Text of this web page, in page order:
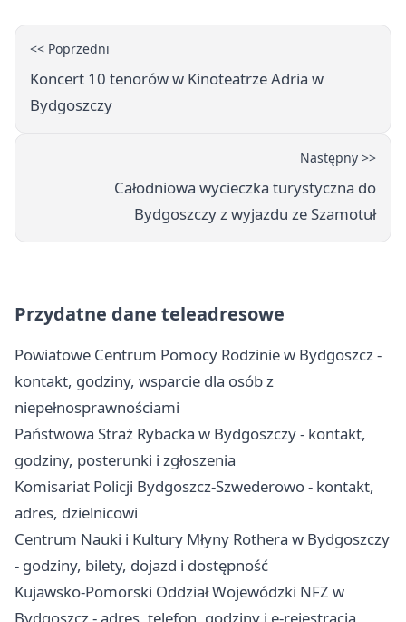
<< Poprzedni
Koncert 10 tenorów w Kinoteatrze Adria w
Bydgoszczy
Następny >>
Całodniowa wycieczka turystyczna do
Bydgoszczy z wyjazdu ze Szamotuł
Przydatne dane teleadresowe
Powiatowe Centrum Pomocy Rodzinie w Bydgoszcz -
kontakt, godziny, wsparcie dla osób z
niepełnosprawnościami
Państwowa Straż Rybacka w Bydgoszczy - kontakt,
godziny, posterunki i zgłoszenia
Komisariat Policji Bydgoszcz-Szwederowo - kontakt,
adres, dzielnicowi
Centrum Nauki i Kultury Młyny Rothera w Bydgoszczy
- godziny, bilety, dojazd i dostępność
Kujawsko-Pomorski Oddział Wojewódzki NFZ w